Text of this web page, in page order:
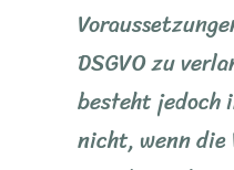
DSGVO zu
besteht jedoch
nicht, wenn